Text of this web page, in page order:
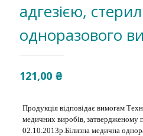
адгезією,
одноразового
121,00 ₴
Продукція відповідає вимогам
медичних виробів,
02.10.2013р.Білизна медична